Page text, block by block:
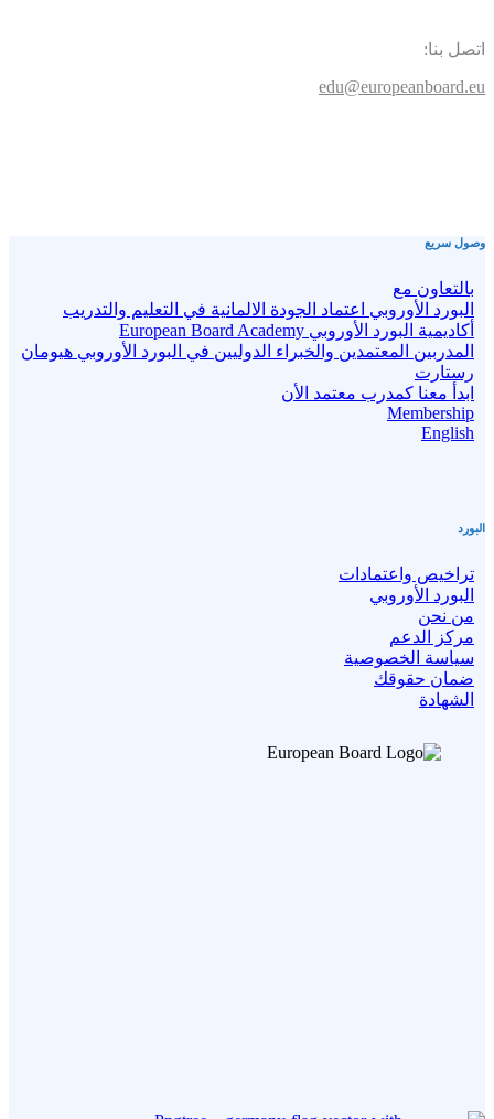
اتصل بنا:
edu@europeanboard.eu
وصول سريع
بالتعاون مع
البورد الأوروبي اعتماد الجودة الالمانية في التعليم والتدريب
أكاديمية البورد الأوروبي European Board Academy
المدربين المعتمدين والخبراء الدوليين في البورد الأوروبي هيومان
رستارت
ابدأ معنا كمدرب معتمد الأن
Membership
English
البورد
تراخيص واعتمادات
البورد الأوروبي
من نحن
مركز الدعم
سياسة الخصوصية
ضمان حقوقك
الشهادة